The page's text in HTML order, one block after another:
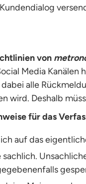
von
Media Kanälen
alle
wird. Deshalb
für das
auf das
sachlich.